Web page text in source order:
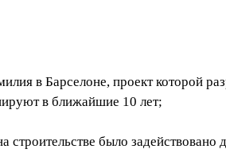
в Барселоне, проект которой
в ближайшие 10 лет;
строительстве было задействовано